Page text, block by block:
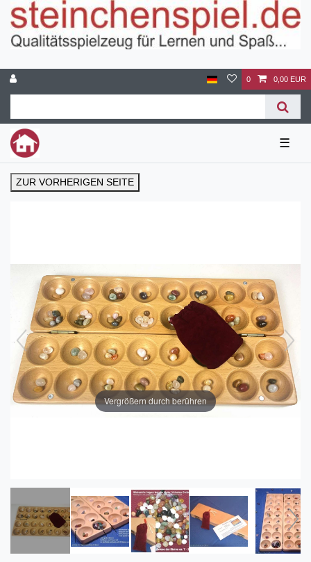
0 0,00 EUR
☰
ZUR VORHERIGEN SEITE
Vergrößern durch berühren